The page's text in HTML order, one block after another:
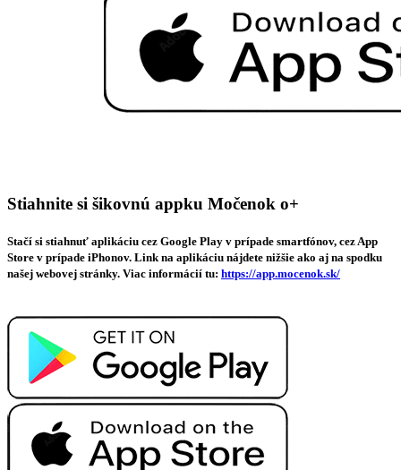
Stiahnite si šikovnú appku Močenok o+
Stačí si stiahnuť aplikáciu cez Google Play v prípade smartfónov, cez App
Store v prípade iPhonov. Link na aplikáciu nájdete nižšie ako aj na spodku
našej webovej stránky. Viac informácií tu: https://app.mocenok.sk/